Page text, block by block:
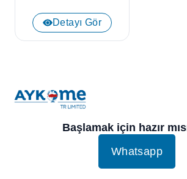
Detayı Gör
Başlamak için hazır
Whatsapp